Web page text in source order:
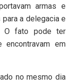
armas e
a delegacia e
O fato pode ter
em
no mesmo dia